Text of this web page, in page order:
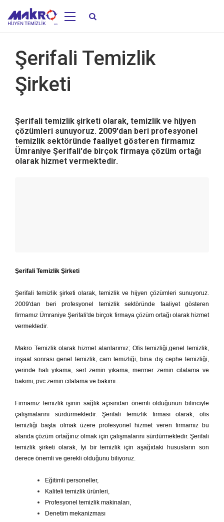
Şerifali Temizlik
Şirketi
Şerifali temizlik şirketi olarak, temizlik ve hijyen
çözümleri sunuyoruz. 2009'dan beri profesyonel
temizlik sektöründe faaliyet gösteren firmamız
Ümraniye Şerifali'de birçok firmaya çözüm ortağı
olarak hizmet vermektedir.
Şerifali Temizlik Şirketi
Şerifali temizlik şirketi olarak, temizlik ve hijyen çözümleri sunuyoruz.
2009'dan beri profesyonel temizlik sektöründe faaliyet gösteren
firmamız Ümraniye Şerifali'de birçok firmaya çözüm ortağı olarak hizmet
vermektedir.
Makro Temizlik olarak hizmet alanlarımız; Ofis temizliği,genel temizlik,
inşaat sonrası genel temizlik, cam temizliği, bina dış cephe temizliği,
yerinde halı yıkama, sert zemin yıkama, mermer zemin cilalama ve
bakımı, pvc zemin cilalama ve bakımı...
Firmamız temizlik işinin sağlık açısından önemli olduğunun bilinciyle
çalışmalarını sürdürmektedir. Şerifali temizlik firması olarak, ofis
temizliği başta olmak üzere profesyonel hizmet veren firmamız bu
alanda çözüm ortağınız olmak için çalışmalarını sürdürmektedir. Şerifali
temizlik şirketi olarak, İyi bir temizlik için aşağıdaki hususların son
derece önemli ve gerekli olduğunu biliyoruz.
Eğitimli personeller,
Kaliteli temizlik ürünleri,
Profesyonel temizlik makinaları,
Denetim mekanizması